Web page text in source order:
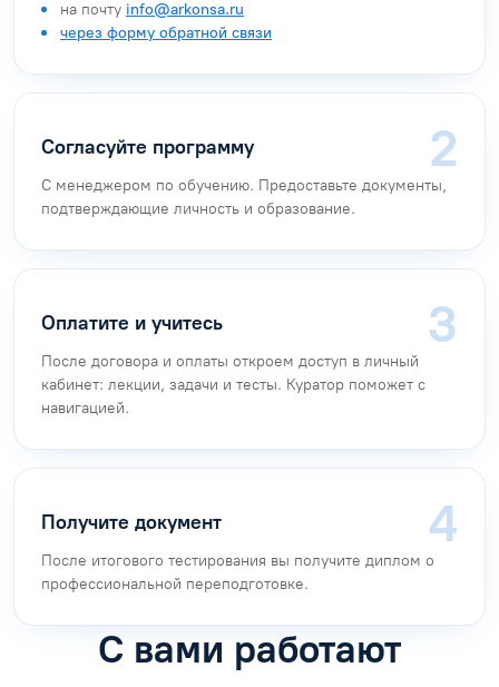
на почту info@arkonsa.ru
через форму обратной связи
Согласуйте программу
С менеджером по обучению. Предоставьте документы,
подтверждающие личность и образование.
Оплатите и учитесь
После договора и оплаты откроем доступ в личный
кабинет: лекции, задачи и тесты. Куратор поможет с
навигацией.
Получите документ
После итогового тестирования вы получите диплом о
профессиональной переподготовке.
С вами работают